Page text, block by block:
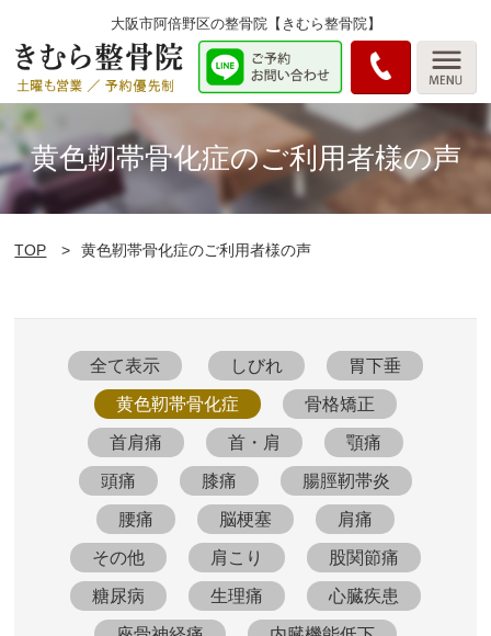
大阪市阿倍野区の整骨院【きむら整骨院】
黄色靭帯骨化症のご利用者様の声
TOP 黄色靭帯骨化症のご利用者様の声
全て表示 しびれ 胃下垂
黄色靭帯骨化症 骨格矯正
首肩痛 首・肩 顎痛
頭痛 膝痛 腸脛靭帯炎
腰痛 脳梗塞 肩痛
その他 肩こり 股関節痛
糖尿病 生理痛 心臓疾患